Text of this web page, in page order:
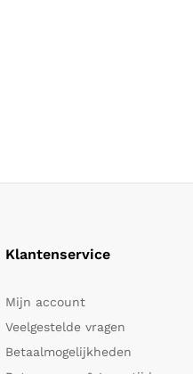
Klantenservice
Mijn account
Veelgestelde vragen
Betaalmogelijkheden